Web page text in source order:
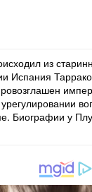
из
Испания
Биографии у